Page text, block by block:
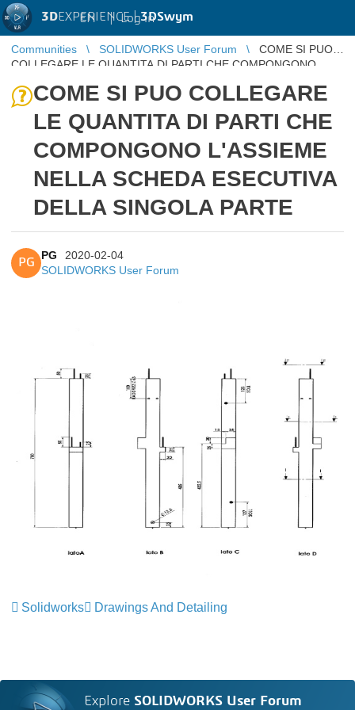
3DEXPERIENCE |3DSwym
EN | Log in
Communities SOLIDWORKS User Forum
COME SI PUO
COLLEGARE LE QUANTITA DI PARTI CHE COMPONGONO
COME SI PUO COLLEGARE
LE QUANTITA DI PARTI CHE
COMPONGONO L'ASSIEME
NELLA SCHEDA ESECUTIVA
DELLA SINGOLA PARTE
PG
PG
2020-02-04
SOLIDWORKS User Forum
Solidworks Drawings And Detailing
Explore SOLIDWORKS User Forum